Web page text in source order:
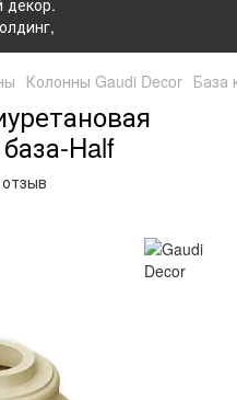
Колонны Gaudi Decor База
Half